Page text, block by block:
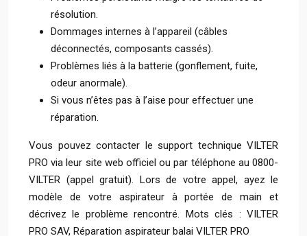
résolution.
Dommages internes à l’appareil (câbles
déconnectés, composants cassés).
Problèmes liés à la batterie (gonflement, fuite,
odeur anormale).
Si vous n’êtes pas à l’aise pour effectuer une
réparation.
Vous pouvez contacter le support technique VILTER
PRO via leur site web officiel ou par téléphone au 0800-
VILTER (appel gratuit). Lors de votre appel, ayez le
modèle de votre aspirateur à portée de main et
décrivez le problème rencontré. Mots clés : VILTER
PRO SAV, Réparation aspirateur balai VILTER PRO